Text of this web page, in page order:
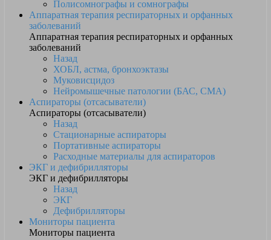
Полисомнографы и сомнографы
Аппаратная терапия респираторных и орфанных
заболеваний
Аппаратная терапия респираторных и орфанных
заболеваний
Назад
ХОБЛ, астма, бронхоэктазы
Муковисцидоз
Нейромышечные патологии (БАС, СМА)
Аспираторы (отсасыватели)
Аспираторы (отсасыватели)
Назад
Стационарные аспираторы
Портативные аспираторы
Расходные материалы для аспираторов
ЭКГ и дефибрилляторы
ЭКГ и дефибрилляторы
Назад
ЭКГ
Дефибрилляторы
Мониторы пациента
Мониторы пациента